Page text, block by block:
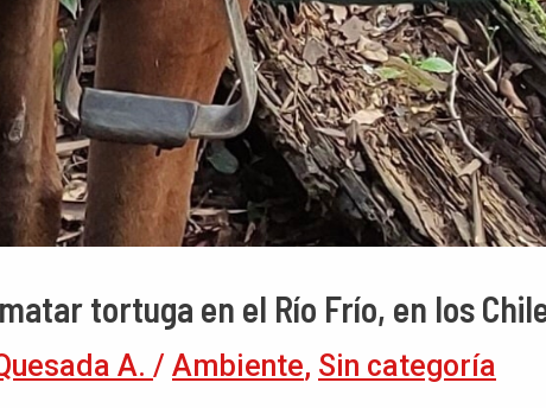
tortuga en el Río Frío, en los
A. / Ambiente, Sin categoría